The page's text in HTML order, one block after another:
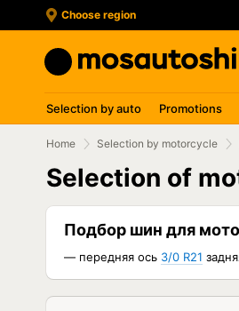
Choose region
Selection by auto Promotions
Home Selection by motorcycle
Selection of
Подбор шин для
— передняя ось 3/0 R21